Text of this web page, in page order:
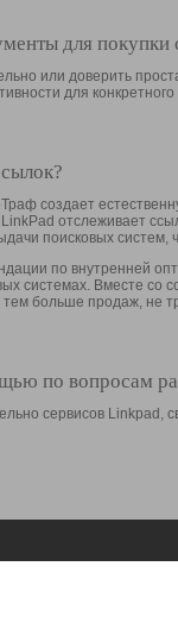
для покупки
или доверить
для конкретного
создает
отслеживает
поисковых систем,
по внутренней
системах. Вместе со
тем больше продаж, не
по вопросам
сервисов